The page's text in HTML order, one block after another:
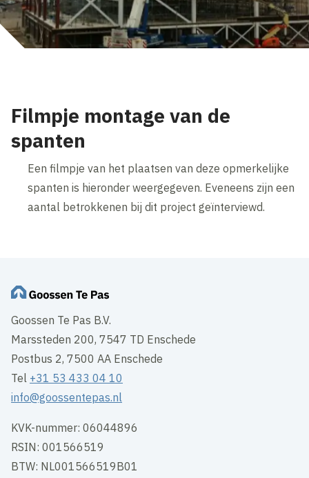
Filmpje montage van de
spanten
Een filmpje van het plaatsen van deze opmerkelijke
spanten is hieronder weergegeven. Eveneens zijn een
aantal betrokkenen bij dit project geïnterviewd.
Goossen Te Pas B.V.
Marssteden 200, 7547 TD Enschede
Postbus 2, 7500 AA Enschede
Tel +31 53 433 04 10
info@goossentepas.nl
KVK-nummer: 06044896
RSIN: 001566519
BTW: NL001566519B01